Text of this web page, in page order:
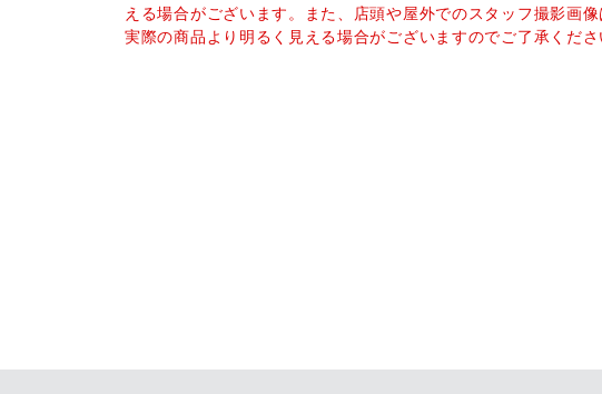
える場合がございます。また、店頭や屋外でのスタッフ撮影画
実際の商品より明るく見える場合がございますのでご了承くださ